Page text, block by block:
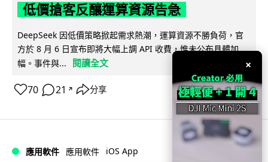
低價搶客反釀運算資源告急
DeepSeek 因低價策略掀起需求熱潮，運算資源不勝負荷，官
方於 8 月 6 日宣布即將大幅上調 API 收費，惟未公布具體加
幅。事件與...
閱讀全文
70 21 ↗ 分享
應用軟件 應用軟件 iOS App
×